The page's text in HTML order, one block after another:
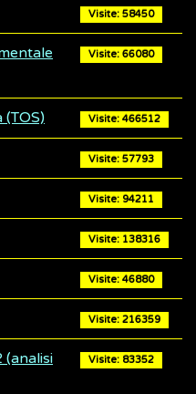
Visite: 58450
Visite: 66080
Visite: 466512
Visite: 57793
Visite: 94211
Visite: 138316
Visite: 46880
Visite: 216359
(analisi
Visite: 83352